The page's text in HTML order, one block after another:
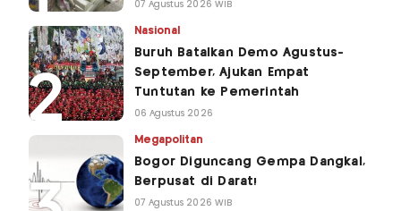
07 Agustus 2026 WIB
Nasional
Buruh Batalkan Demo Agustus-
September, Ajukan Empat
Tuntutan ke Pemerintah
06 Agustus 2026
Megapolitan
Bogor Diguncang Gempa Dangkal,
Berpusat di Darat!
07 Agustus 2026 WIB